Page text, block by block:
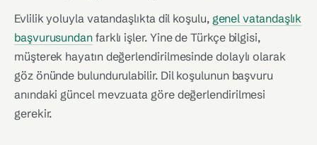
Evlilik yoluyla vatandaşlıkta dil koşulu, genel vatandaşlık
başvurusundanfarklı işler. Yine de Türkçe bilgisi,
müşterek hayatın değerlendirilmesinde dolaylı olarak
göz önünde bulundurulabilir. Dil koşulunun başvuru
anındaki güncel mevzuata göre değerlendirilmesi
gerekir.